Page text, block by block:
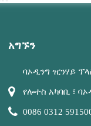
አግኙን
ባኦዲንግ ዢንሃይ
የሎተስ አካባቢ ፣
0086 0312